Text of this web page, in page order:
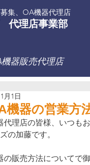
器販売代理店
代理店事業部
集、OA機器代理店
機器の営業方
月1日
代理店の皆様、いつも
の加藤です。
の販売方法についてで御